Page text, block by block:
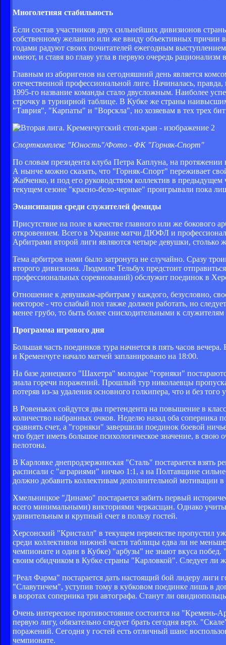
Многолетняя стабильность
Если состав участников двух сильнейших дивизионов
собственному желанию или же ввиду объективных причин
годами радуют своих почитателей ежегодным
имеют, и ставя во главу угла в первую очередь
Главным из аборигенов на сегодняшний день является
отечественной профессиональной лиге. Начиналась,
1995-го название команды стало двусложным. Наиболее
строчку в турнирной таблице. В Кубке же страны
"Таврия", "Карпаты" и "Ворскла", но хозяевам в тех трех
Спорткомплекс "Юность"/Фото - ФК "Горняк-Спорт"
По словам президента клуба Петра Каплуна, на
А нынче можно сказать, что "Горняк-Спорт" переживает
Жабченко, и под его руководством коллектив в предыдущем
текущем сезоне "красно-бело-черные" проигрывали пока
Эмансипация среди служителей фемиды
Присутствие на поле в качестве главного или же бокового
откровением. Всего в Украине матчи ДЮФЛ и
Арбитрами второй лиги являются четыре девушки,
Тема арбитров нами было затронута не случайно. Сразу
второго дивизиона. Людмиле Тельбух предстоит
профессиональных соревнований) обслужит поединок в
Отношение к девушкам-арбитрам у каждого, безусловно,
некторое - что слабый пол также должен работать, но
менее грубо, то быть более снисходительными к
Программа игрового дня
Большая часть поединков тура начнется в пять часов
и Кременчуге начало матчей запланировано на 18:00.
На базе донецкого "Шахетра" молодые "горняки"
знала горечи поражений. Прошлый тур николаевцы
потеряв из-за удаления основного голкипера, что и без
В Ровеньках сойдутся два претендента на повышение в
количество набранных очков. Неделю назад оба соперника
сравнять счет, а "горняки" завершили поединок боевой
что будет иметь большое психологическое значение, в
пелотона.
В Карловке днепродзержинская "Сталь" постарается взять
расписали с "аграриями" ничью 1:1, а на Полтавщине
должно добавить коллективам дополнительной мотивации в
Хмельницкое "Динамо" постарается забить первый
всего минимальными) викториями черкасщан. Однако
удивительным и крупный счет в пользу гостей.
Херсонский "Кристалл" в текущем первенстве пропустил
среди коллективов нижней части таблицы едва ли не
чемпионате и один в Кубке) "арбузы" не знают вкуса
своим обидчиком в Кубке страны "Карловкой". Следует ли
"Реал Фарма" постарается дать настоящий бой лидеру
"Славутичем", уступив тому в кубковом поединке лишь в
в воротах соперника три автографа. Станут ли
Очень интересное противостояние состоится на "Кремень-
первую лигу, обязательно следует брать сегодня верх.
поражений. Сегодня у гостей есть отличный шанс
чемпионате.